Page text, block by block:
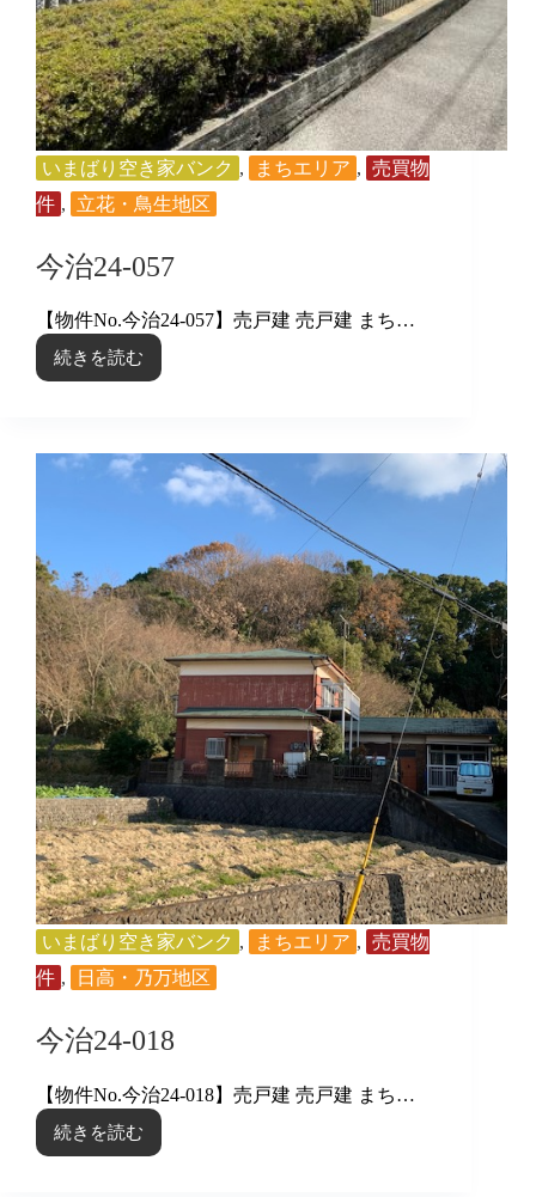
いまばり空き家バンク , まちエリア , 売買物
件 , 立花・鳥生地区
今治24-057
【物件No.今治24-057】売戸建 売戸建 まち…
続きを読む
今
いまばり空き家バンク , まちエリア , 売買物
件 , 日高・乃万地区
今治24-018
【物件No.今治24-018】売戸建 売戸建 まち…
続きを読む
今